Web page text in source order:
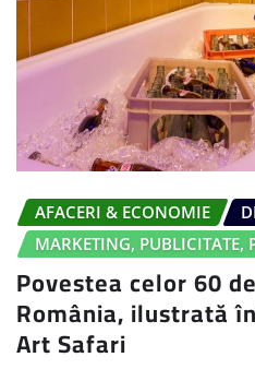
AFACERI & ECONOMIE
MARKETING, PUBLICITATE,
Povestea celor 60
România, ilustrată
Art Safari